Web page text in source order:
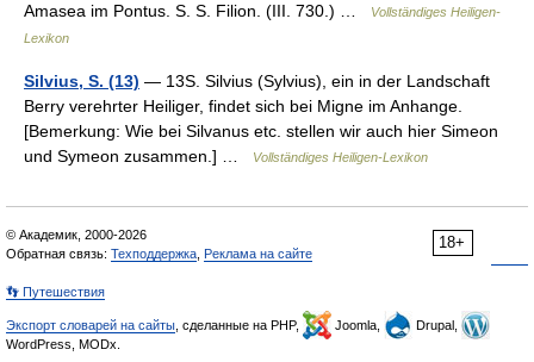
Amasea im Pontus. S. S. Filion. (III. 730.) …
Vollständiges Heiligen-
Lexikon
Silvius, S. (13) — 13S. Silvius (Sylvius), ein in der Landschaft
Berry verehrter Heiliger, findet sich bei Migne im Anhange.
[Bemerkung: Wie bei Silvanus etc. stellen wir auch hier Simeon
und Symeon zusammen.] …
Vollständiges Heiligen-Lexikon
18+
© Академик, 2000-2026
Обратная связь: Техподдержка Реклама на сайте
👣 Путешествия
Экспорт словарей на сайты , сделанные на PHP, Joomla,
Drupal,
WordPress, MODx.